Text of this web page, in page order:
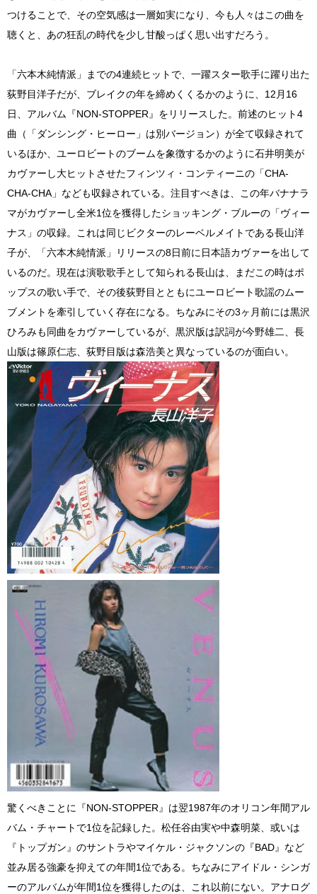
つけることで、その空気感は一層如実になり、今も人々はこの曲を
聴くと、あの狂乱の時代を少し甘酸っぱく思い出すだろう。
「六本木純情派」までの4連続ヒットで、一躍スター歌手に躍り出た
荻野目洋子だが、ブレイクの年を締めくくるかのように、12月16
日、アルバム『NON-STOPPER』をリリースした。前述のヒット4
曲（「ダンシング・ヒーロー」は別バージョン）が全て収録されて
いるほか、ユーロビートのブームを象徴するかのように石井明美が
カヴァーし大ヒットさせたフィンツィ・コンティーニの「CHA-
CHA-CHA」なども収録されている。注目すべきは、この年バナナラ
マがカヴァーし全米1位を獲得したショッキング・ブルーの「ヴィー
ナス」の収録。これは同じビクターのレーベルメイトである長山洋
子が、「六本木純情派」リリースの8日前に日本語カヴァーを出して
いるのだ。現在は演歌歌手として知られる長山は、まだこの時はポ
ップスの歌い手で、その後荻野目とともにユーロビート歌謡のムー
ブメントを牽引していく存在になる。ちなみにその3ヶ月前には黒沢
ひろみも同曲をカヴァーしているが、黒沢版は訳詞が今野雄二、長
山版は篠原仁志、荻野目版は森浩美と異なっているのが面白い。
驚くべきことに『NON-STOPPER』は翌1987年のオリコン年間アル
バム・チャートで1位を記録した。松任谷由実や中森明菜、或いは
『トップガン』のサントラやマイケル・ジャクソンの『BAD』など
並み居る強豪を抑えての年間1位である。ちなみにアイドル・シンガ
ーのアルバムが年間1位を獲得したのは、これ以前にない。アナログ